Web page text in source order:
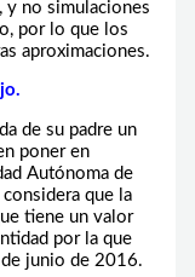
y no simulaciones
por lo que los
aproximaciones.
de su padre un
poner en
Autónoma de
que la
tiene un valor
por la que
junio de 2016.